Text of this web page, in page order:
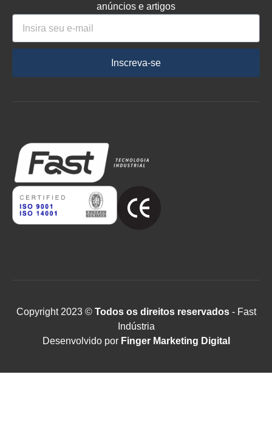
anúncios e artigos
Inscreva-se
Copyright 2023 ©Todos os direitos reservados- Fast
Indústria
Desenvolvido por Finger Marketing Digital